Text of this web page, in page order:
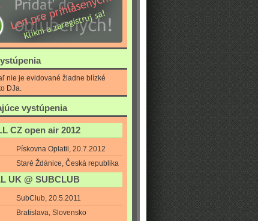
nie je evidované žiadne blízké
DJa.
vystúpenia
CZ open air 2012
Pískovna Oplatil, 20.7.2012
Staré Ždánice, Česká republika
UK @ SUBCLUB
SubClub, 20.5.2011
Bratislava, Slovensko